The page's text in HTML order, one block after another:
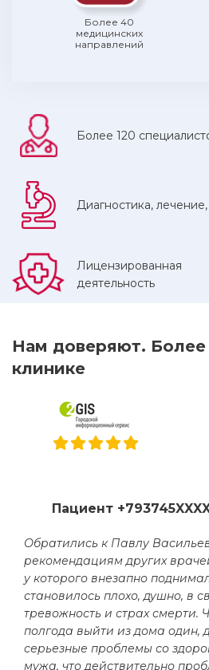
Более 40
медицинских
направлений
Более 120
Диагностика,
Лицензированная
деятельность
Нам доверяют. Более
клинике
Пациент
Обратились к Павлу
рекомендациям других
у которого внезапно
становилось плохо, душно, в
тревожность и страх смерти.
полгода выйти из дома один,
серьезные проблемы со
мужа, что действительно